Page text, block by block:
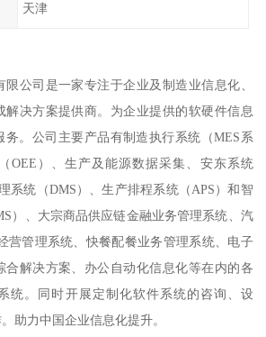
天津
公司是一家专注于企业及制造业信息化、
解决方案提供商。为企业提供的软硬件信息
务。公司主要产品有制造执行系统（MES系
OEE）、生产及能源数据采集、安东系统
系统（DMS）、生产排程系统（APS）和智
）、大宗商品供应链金融业务管理系统、汽
营管理系统、快餐配餐业务管理系统、电子
合解决方案、办公自动化信息化等在内的各
统。同时开展定制化软件系统的咨询、设
助力中国企业信息化提升。